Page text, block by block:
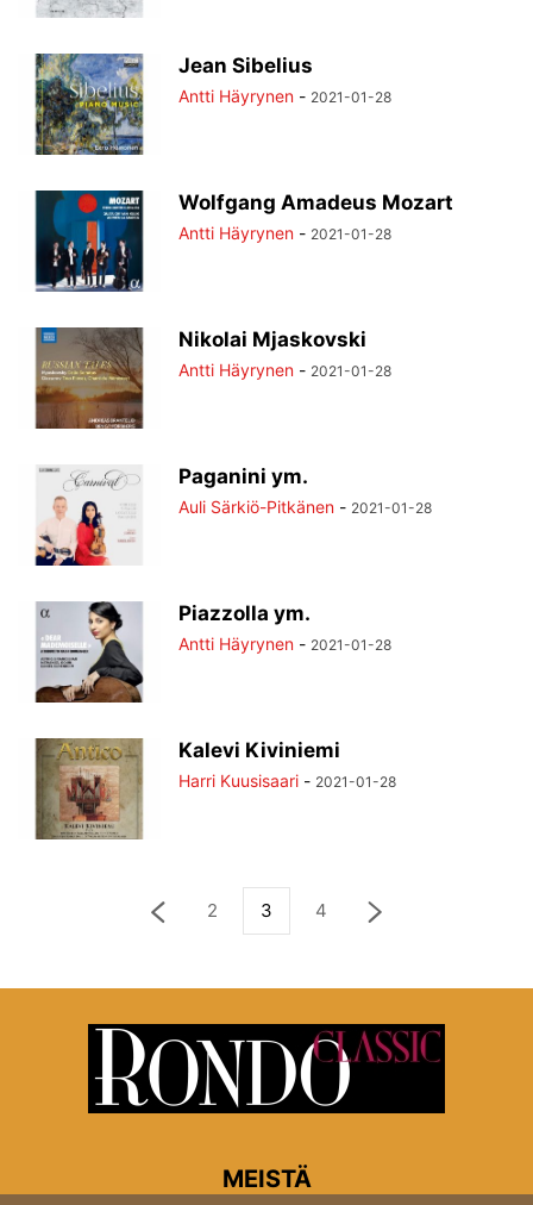
Jean Sibelius
Antti Häyrynen - 2021-01-28
Wolfgang Amadeus Mozart
Antti Häyrynen - 2021-01-28
Nikolai Mjaskovski
Antti Häyrynen - 2021-01-28
Paganini ym.
Auli Särkiö-Pitkänen - 2021-01-28
Piazzolla ym.
Antti Häyrynen - 2021-01-28
Kalevi Kiviniemi
Harri Kuusisaari - 2021-01-28
2 3 4
MEISTÄ